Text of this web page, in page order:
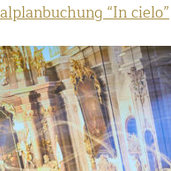
“In cielo”